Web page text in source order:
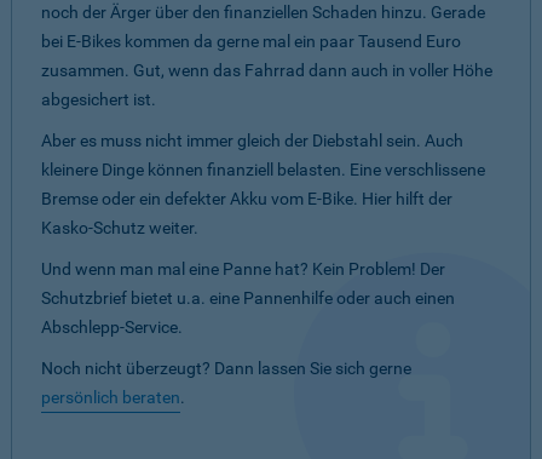
noch der Ärger über den finanziellen Schaden hinzu. Gerade
bei E-Bikes kommen da gerne mal ein paar Tausend Euro
zusammen. Gut, wenn das Fahrrad dann auch in voller Höhe
abgesichert ist.
Aber es muss nicht immer gleich der Diebstahl sein. Auch
kleinere Dinge können finanziell belasten. Eine verschlissene
Bremse oder ein defekter Akku vom E-Bike. Hier hilft der
Kasko-Schutz weiter.
Und wenn man mal eine Panne hat? Kein Problem! Der
Schutzbrief bietet u.a. eine Pannenhilfe oder auch einen
Abschlepp-Service.
Noch nicht überzeugt? Dann lassen Sie sich gerne
persönlich beraten.